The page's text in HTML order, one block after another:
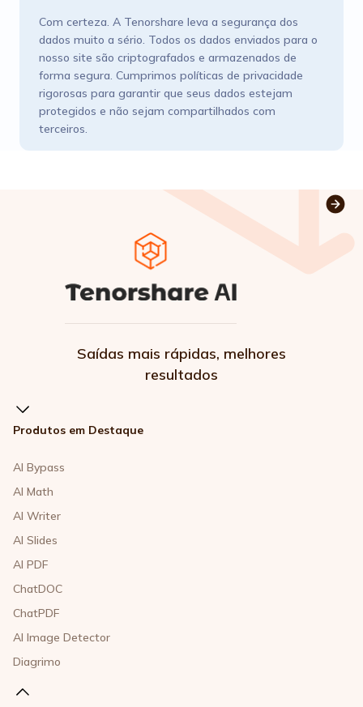
Com certeza. A Tenorshare leva a segurança dos
dados muito a sério. Todos os dados enviados para o
nosso site são criptografados e armazenados de
forma segura. Cumprimos políticas de privacidade
rigorosas para garantir que seus dados estejam
protegidos e não sejam compartilhados com
terceiros.
Saídas mais rápidas, melhores
resultados
Produtos em Destaque
AI Bypass
AI Math
AI Writer
AI Slides
AI PDF
ChatDOC
ChatPDF
AI Image Detector
Diagrimo